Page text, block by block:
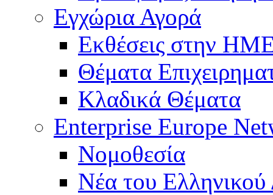
Εγχώρια Αγορά
Εκθέσεις στην
Θέματα
Κλαδικά Θέματα
Enterprise Europe
Νομοθεσία
Νέα του Ελληνικού